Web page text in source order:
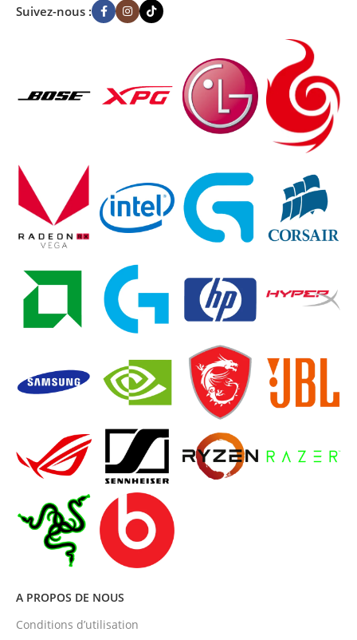
Suivez-nous :
A PROPOS DE NOUS
Conditions d’utilisation